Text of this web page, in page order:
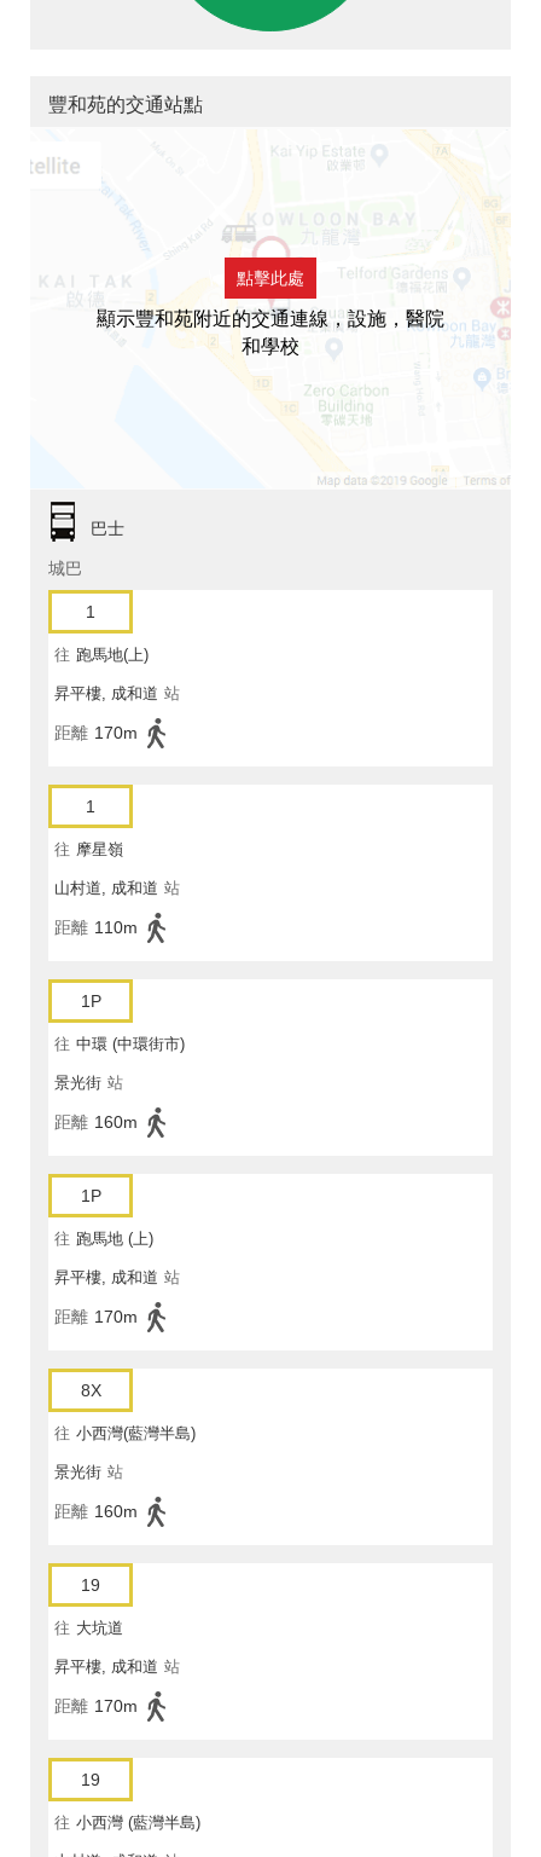
豐和苑的交通站點
點擊此處
顯示豐和苑附近的交通連線，設施，醫院
和學校
巴士
城巴
1
往 跑馬地(上)
昇平樓, 成和道 站
距離 170m
1
往 摩星嶺
山村道, 成和道 站
距離 110m
1P
往 中環 (中環街市)
景光街 站
距離 160m
1P
往 跑馬地 (上)
昇平樓, 成和道 站
距離 170m
8X
往 小西灣(藍灣半島)
景光街 站
距離 160m
19
往 大坑道
昇平樓, 成和道 站
距離 170m
19
往 小西灣 (藍灣半島)